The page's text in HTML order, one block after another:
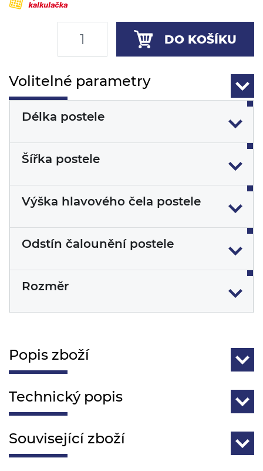
DO KOŠÍKU
Volitelné parametry
Délka postele
Šířka postele
Výška hlavového čela postele
Odstín čalounění postele
Rozměr
Popis zboží
Technický popis
Související zboží